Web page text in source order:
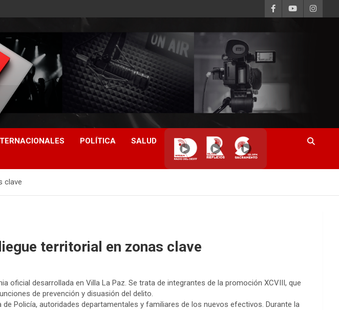
POLÍTICA SALUD
▶ ▶ ▶
clave
territorial en zonas clave
desarrollada en Villa La Paz. Se trata de integrantes de la promoción XCVIII, que
de prevención y disuasión del delito.
Policía, autoridades departamentales y familiares de los nuevos efectivos. Durante la